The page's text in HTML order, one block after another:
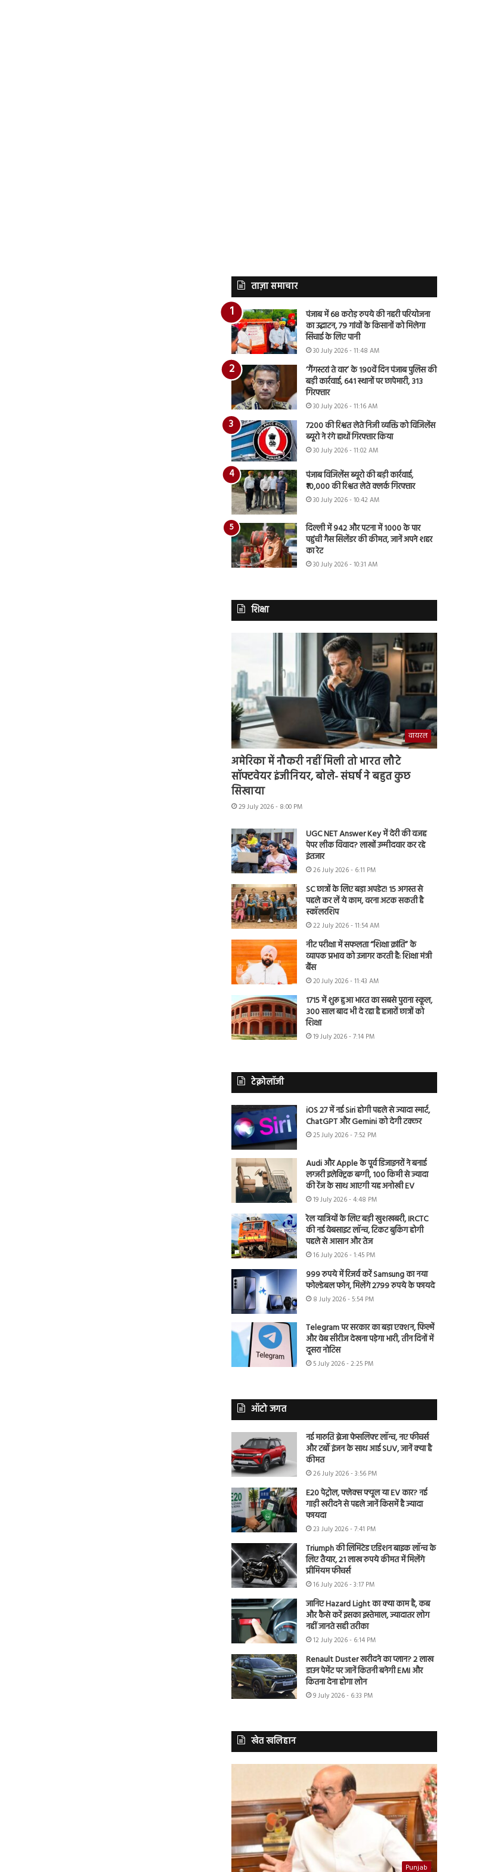
ताज़ा समाचार
पंजाब में 68 करोड़ रुपये की नहरी परियोजना
का उद्घाटन, 79 गांवों के किसानों को मिलेगा
सिंचाई के लिए पानी
30 July 2026 - 11:48 AM
‘गैंगस्टरां ते वार’ के 190वें दिन पंजाब पुलिस की
बड़ी कार्रवाई, 641 स्थानों पर छापेमारी, 313
गिरफ्तार
30 July 2026 - 11:16 AM
7200 की रिश्वत लेते निजी व्यक्ति को विजिलेंस
ब्यूरो ने रंगे हाथों गिरफ्तार किया
30 July 2026 - 11:02 AM
पंजाब विजिलेंस ब्यूरो की बड़ी कार्रवाई,
₹10,000 की रिश्वत लेते क्लर्क गिरफ्तार
30 July 2026 - 10:42 AM
दिल्ली में 942 और पटना में 1000 के पार
पहुंची गैस सिलेंडर की कीमत, जानें अपने शहर
का रेट
30 July 2026 - 10:31 AM
शिक्षा
वायरल
अमेरिका में नौकरी नहीं मिली तो भारत लौटे
सॉफ्टवेयर इंजीनियर, बोले- संघर्ष ने बहुत कुछ
सिखाया
29 July 2026 - 8:00 PM
UGC NET Answer Key में देरी की वजह
पेपर लीक विवाद? लाखों उम्मीदवार कर रहे
इंतजार
26 July 2026 - 6:11 PM
SC छात्रों के लिए बड़ा अपडेट! 15 अगस्त से
पहले कर लें ये काम, वरना अटक सकती है
स्कॉलरशिप
22 July 2026 - 11:54 AM
नीट परीक्षा में सफलता “शिक्षा क्रांति” के
व्यापक प्रभाव को उजागर करती है: शिक्षा मंत्री
बैंस
20 July 2026 - 11:43 AM
1715 में शुरू हुआ भारत का सबसे पुराना स्कूल,
300 साल बाद भी दे रहा है हजारों छात्रों को
शिक्षा
19 July 2026 - 7:14 PM
टेक्नोलॉजी
iOS 27 में नई Siri होगी पहले से ज्यादा स्मार्ट,
ChatGPT और Gemini को देगी टक्कर
25 July 2026 - 7:52 PM
Audi और Apple के पूर्व डिजाइनरों ने बनाई
लग्जरी इलेक्ट्रिक बग्गी, 100 किमी से ज्यादा
की रेंज के साथ आएगी यह अनोखी EV
19 July 2026 - 4:48 PM
रेल यात्रियों के लिए बड़ी खुशखबरी, IRCTC
की नई वेबसाइट लॉन्च, टिकट बुकिंग होगी
पहले से आसान और तेज
16 July 2026 - 1:45 PM
999 रुपये में रिजर्व करें Samsung का नया
फोल्डेबल फोन, मिलेंगे 2799 रुपये के फायदे
8 July 2026 - 5:54 PM
Telegram पर सरकार का बड़ा एक्शन, फिल्में
और वेब सीरीज देखना पड़ेगा भारी, तीन दिनों में
दूसरा नोटिस
5 July 2026 - 2:25 PM
ऑटो जगत
नई मारुति ब्रेजा फेसलिफ्ट लॉन्च, नए फीचर्स
और टर्बो इंजन के साथ आई SUV, जानें क्या है
कीमत
26 July 2026 - 3:56 PM
E20 पेट्रोल, फ्लेक्स फ्यूल या EV कार? नई
गाड़ी खरीदने से पहले जानें किसमें है ज्यादा
फायदा
23 July 2026 - 7:41 PM
Triumph की लिमिटेड एडिशन बाइक लॉन्च के
लिए तैयार, 21 लाख रुपये कीमत में मिलेंगे
प्रीमियम फीचर्स
16 July 2026 - 3:17 PM
जानिए Hazard Light का क्या काम है, कब
और कैसे करें इसका इस्तेमाल, ज्यादातर लोग
नहीं जानते सही तरीका
12 July 2026 - 6:14 PM
Renault Duster खरीदने का प्लान? 2 लाख
डाउन पेमेंट पर जानें कितनी बनेगी EMI और
कितना देना होगा लोन
9 July 2026 - 6:33 PM
खेत खलिहान
Punjab